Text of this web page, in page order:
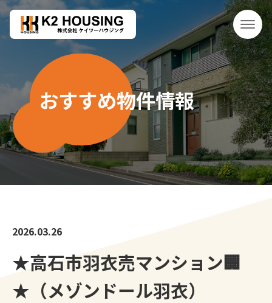
おすすめ物件情報
2026.03.26
★高石市羽衣売マンション🏢
★（メゾンドール羽衣）